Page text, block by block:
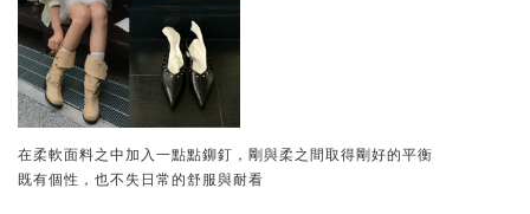
在柔軟面料之中加入一點點鉚釘，剛與柔之間取得剛好的平衡
既有個性，也不失日常的舒服與耐看